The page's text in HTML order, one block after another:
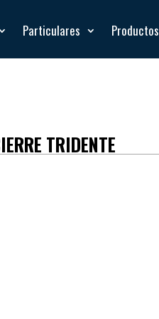
Particulares Productos
TRIDENTE
colores.